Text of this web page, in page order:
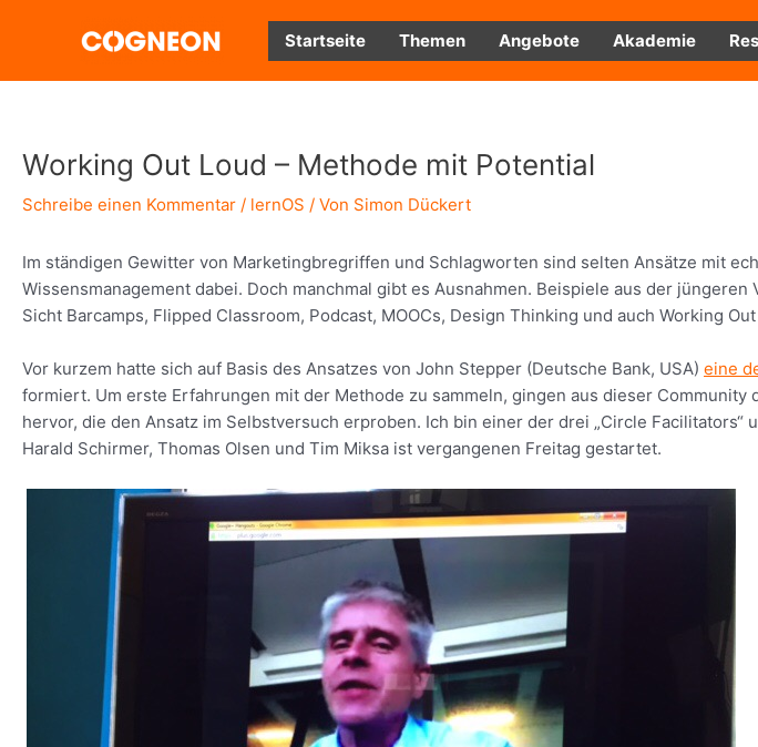
Startseite Themen Angebote Akademie
Working Out Loud – Methode mit Potential
Schreibe einen Kommentar / lernOS / Von Simon Dückert
Im ständigen Gewitter von Marketingbregriffen und Schlagworten sind selten Ansätze mit
Wissensmanagement dabei. Doch manchmal gibt es Ausnahmen. Beispiele aus der
Sicht Barcamps, Flipped Classroom, Podcast, MOOCs, Design Thinking und auch Working Out
Vor kurzem hatte sich auf Basis des Ansatzes von John Stepper (Deutsche Bank, USA) eine
formiert. Um erste Erfahrungen mit der Methode zu sammeln, gingen aus dieser Community
hervor, die den Ansatz im Selbstversuch erproben. Ich bin einer der drei „Circle Facilitators“
Harald Schirmer, Thomas Olsen und Tim Miksa ist vergangenen Freitag gestartet.